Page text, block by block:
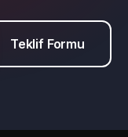
Teklif Formu